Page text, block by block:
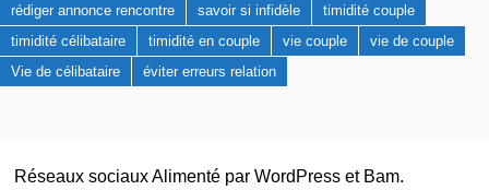
rédiger annonce rencontre
savoir si infidèle
timidité couple
timidité célibataire
timidité en couple vie couple
vie de couple
Vie de célibataire
éviter erreurs relation
Réseaux sociaux Alimenté par WordPresset Bam.